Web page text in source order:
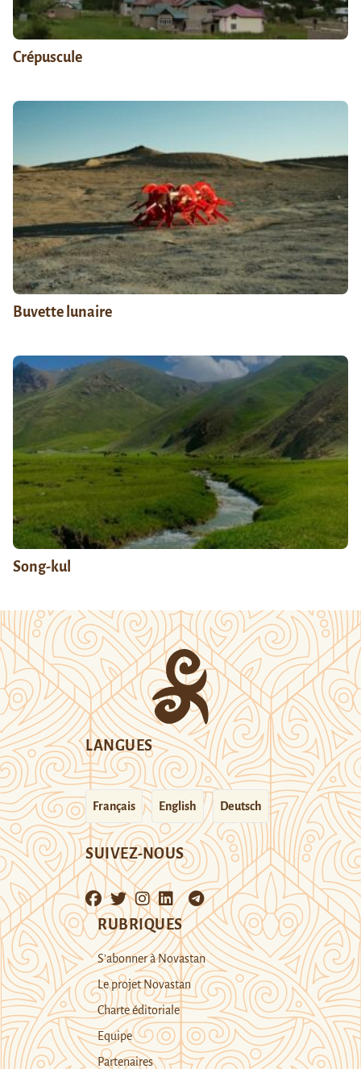
Crépuscule
Buvette lunaire
Song-kul
LANGUES
Français English Deutsch
SUIVEZ-NOUS
RUBRIQUES
S’abonner à Novastan
Le projet Novastan
Charte éditoriale
Equipe
Partenaires